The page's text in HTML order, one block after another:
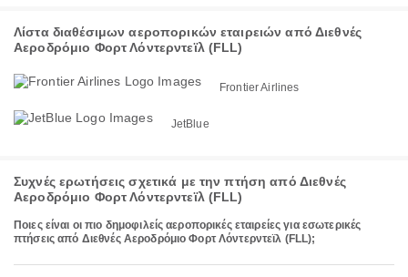
Λίστα διαθέσιμων αεροπορικών εταιρειών από Διεθνές
Αεροδρόμιο Φορτ Λόντερντεϊλ (FLL)
Frontier Airlines
JetBlue
Συχνές ερωτήσεις σχετικά με την πτήση από Διεθνές
Αεροδρόμιο Φορτ Λόντερντεϊλ (FLL)
Ποιες είναι οι πιο δημοφιλείς αεροπορικές εταιρείες για εσωτερικές
πτήσεις από Διεθνές Αεροδρόμιο Φορτ Λόντερντεϊλ (FLL);